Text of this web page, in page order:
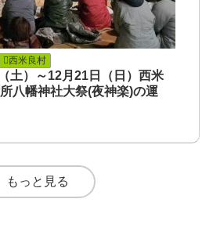
西米良村
土）～12月21日（日）西米
八幡神社大祭(夜神楽)の運
もっと見る